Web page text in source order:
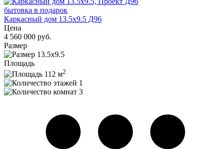
бытовка в подарок
Каркасный дом 13.5х9.5 Д96
Цена
4 560 000 руб.
Размер
13.5х9.5
Площадь
112 м2
1
3